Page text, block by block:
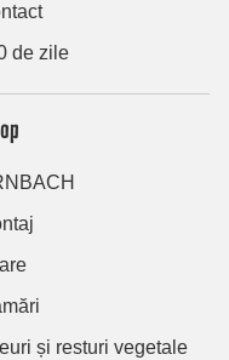
de zile
și resturi vegetale